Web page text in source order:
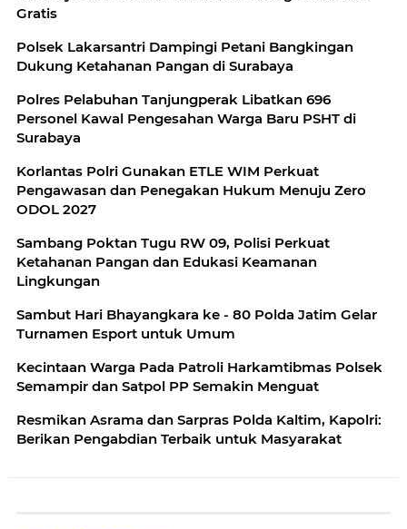
Gratis
Polsek Lakarsantri Dampingi Petani Bangkingan
Dukung Ketahanan Pangan di Surabaya
Polres Pelabuhan Tanjungperak Libatkan 696
Personel Kawal Pengesahan Warga Baru PSHT di
Surabaya
Korlantas Polri Gunakan ETLE WIM Perkuat
Pengawasan dan Penegakan Hukum Menuju Zero
ODOL 2027
Sambang Poktan Tugu RW 09, Polisi Perkuat
Ketahanan Pangan dan Edukasi Keamanan
Lingkungan
Sambut Hari Bhayangkara ke - 80 Polda Jatim Gelar
Turnamen Esport untuk Umum
Kecintaan Warga Pada Patroli Harkamtibmas Polsek
Semampir dan Satpol PP Semakin Menguat
Resmikan Asrama dan Sarpras Polda Kaltim, Kapolri:
Berikan Pengabdian Terbaik untuk Masyarakat